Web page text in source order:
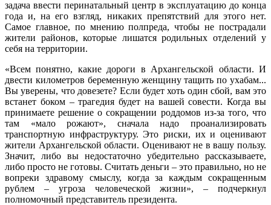
задача ввести перинатальный центр в эксплуатацию до конца
года и, на его взгляд, никаких препятствий для этого нет.
Самое главное, по мнению полпреда, чтобы не пострадали
жители районов, которые лишатся родильных отделений у
себя на территории.
«Всем понятно, какие дороги в Архангельской области. И
двести километров беременную женщину тащить по ухабам...
Вы уверены, что довезете? Если будет хоть один сбой, вам это
встанет боком – трагедия будет на вашей совести. Когда вы
принимаете решение о сокращении роддомов из-за того, что
там «мало рожают», сначала надо проанализировать
транспортную инфраструктуру. Это риски, их и оценивают
жители Архангельской области. Оценивают не в вашу пользу.
Значит, либо вы недостаточно убедительно рассказываете,
либо просто не готовы. Считать деньги – это правильно, но не
вопреки здравому смыслу, когда за каждым сокращенным
рублем – угроза человеческой жизни», – подчеркнул
полномочный представитель президента.